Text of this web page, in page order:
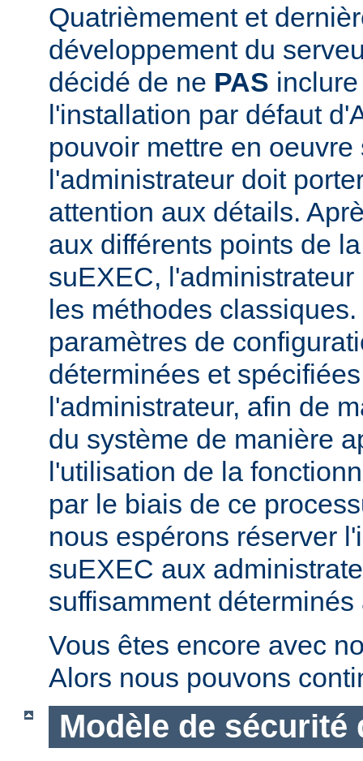
Quatrièmement et
développement du
décidé de ne PAS
l'installation par défaut
pouvoir mettre en oeuvre
l'administrateur doit
attention aux détails.
aux différents points de
suEXEC,
les méthodes
paramètres de
déterminées et
l'administrateur, afin de
du système de manière
l'utilisation de la
par le biais de ce
nous espérons réserver
suEXEC aux
suffisamment
Vous êtes encore avec
Alors nous pouvons
Modèle de sécurité